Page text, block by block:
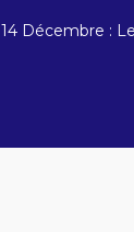
14 Décembre :